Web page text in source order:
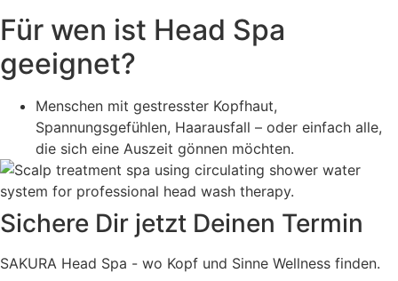
Für wen ist Head Spa
geeignet?
Menschen mit gestresster Kopfhaut,
Spannungsgefühlen, Haarausfall – oder einfach alle,
die sich eine Auszeit gönnen möchten.
Sichere Dir jetzt Deinen Termin
SAKURA Head Spa - wo Kopf und Sinne Wellness finden.